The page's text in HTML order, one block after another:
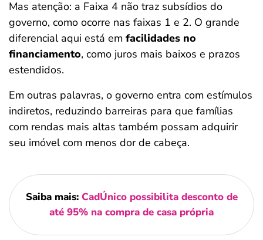
Mas atenção: a Faixa 4 não traz subsídios do
governo, como ocorre nas faixas 1 e 2. O grande
diferencial aqui está em facilidades no
financiamento, como juros mais baixos e prazos
estendidos.
Em outras palavras, o governo entra com estímulos
indiretos, reduzindo barreiras para que famílias
com rendas mais altas também possam adquirir
seu imóvel com menos dor de cabeça.
Saiba mais: CadÚnico possibilita desconto de
até 95% na compra de casa própria